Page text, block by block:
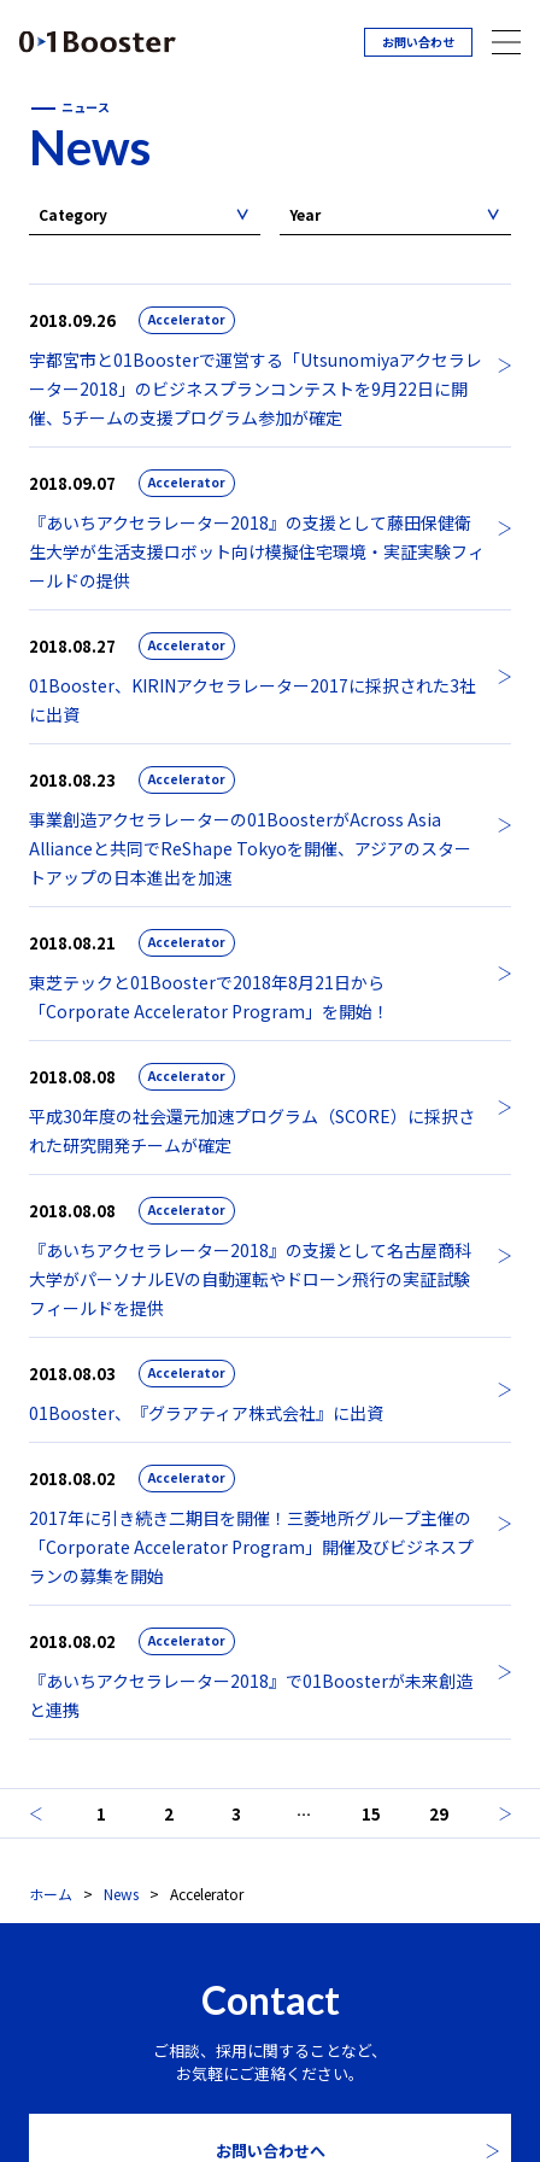
お問い合わせ
ニュース
News
Category Year
2018.09.26 Accelerator
宇都宮市と01Boosterで運営する「Utsunomiyaアクセラレ
ーター2018」のビジネスプランコンテストを9月22日に開
催、5チームの支援プログラム参加が確定
2018.09.07 Accelerator
『あいちアクセラレーター2018』の支援として藤田保健衛
生大学が生活支援ロボット向け模擬住宅環境・実証実験フィ
ールドの提供
2018.08.27 Accelerator
01Booster、KIRINアクセラレーター2017に採択された3社
に出資
2018.08.23 Accelerator
事業創造アクセラレーターの01BoosterがAcross Asia
Allianceと共同でReShape Tokyoを開催、アジアのスター
トアップの日本進出を加速
2018.08.21 Accelerator
東芝テックと01Boosterで2018年8月21日から
「Corporate Accelerator Program」を開始！
2018.08.08 Accelerator
平成30年度の社会還元加速プログラム（SCORE）に採択さ
れた研究開発チームが確定
2018.08.08 Accelerator
『あいちアクセラレーター2018』の支援として名古屋商科
大学がパーソナルEVの自動運転やドローン飛行の実証試験
フィールドを提供
2018.08.03 Accelerator
01Booster、『グラアティア株式会社』に出資
2018.08.02 Accelerator
2017年に引き続き二期目を開催！三菱地所グループ主催の
「Corporate Accelerator Program」開催及びビジネスプ
ランの募集を開始
2018.08.02 Accelerator
『あいちアクセラレーター2018』で01Boosterが未来創造
と連携
1 2 3 … 15 29
ホーム News Accelerator
Contact
ご相談、採用に関することなど、
お気軽にご連絡ください。
お問い合わせへ